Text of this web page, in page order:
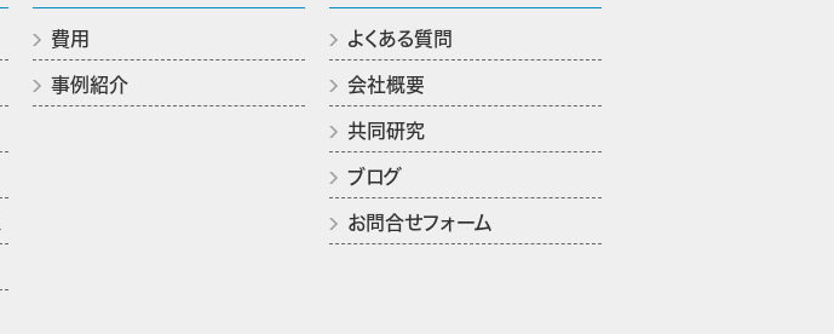
費用
事例紹介
よくある質問
会社概要
共同研究
ブログ
お問合せフォーム